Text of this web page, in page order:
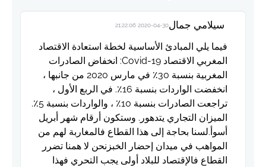
سيلامي جمال2020-04-30 21:22:06
فيما يلي المبادئ الأساسية لخطة استعادة الاقتصاد
المغربي الاقتصاد Covid-19: انخفاض الصادرات
المغربية بنسبة 30٪ في مارس 2020 من جانبها ،
انخفضت الواردات بنسبة 16٪. في الربع الأول ،
تراجعت الصادرات بنسبة 10٪ ، والواردات بنسبة 5٪.
الميزان التجاري يتدهور. وستكون أرقام شهر أبريل
أسوأ.لسنا بحاجة إلى هذا القطاع فالمغاربة لهم من
المواهب في ميدان إحضار الخبزنحن لا همنا تضرر
القطاع فالإقتصاد للبلاد أولى يجب التحري فهذا